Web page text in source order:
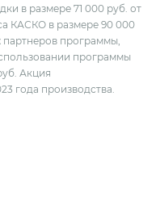
в размере 71 000 руб. от
КАСКО в размере 90 000
программы,
программы
Акция
года производства.